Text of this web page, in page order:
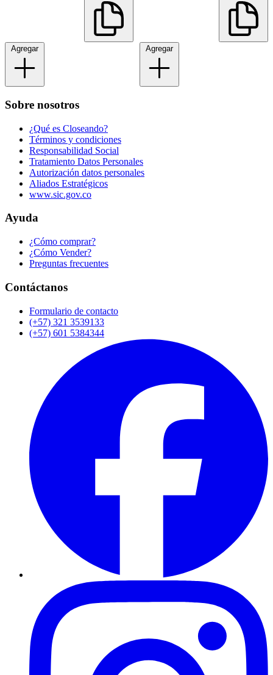
Agregar Agregar
Sobre nosotros
¿Qué es Closeando?
Términos y condiciones
Responsabilidad Social
Tratamiento Datos Personales
Autorización datos personales
Aliados Estratégicos
www.sic.gov.co
Ayuda
¿Cómo comprar?
¿Cómo Vender?
Preguntas frecuentes
Contáctanos
Formulario de contacto
(+57) 321 3539133
(+57) 601 5384344